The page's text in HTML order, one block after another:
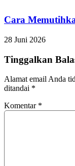
Cara
28 Juni 2026
Tinggalkan
Alamat email Anda
ditandai *
Komentar *